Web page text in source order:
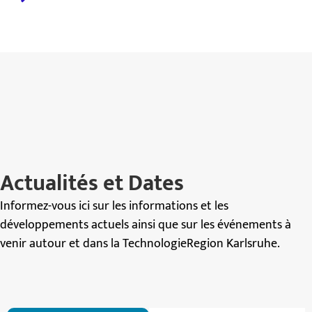
Actualités et Dates
Informez-vous ici sur les informations et les
développements actuels ainsi que sur les événements à
venir autour et dans la TechnologieRegion Karlsruhe.